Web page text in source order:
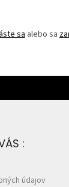
saalebo sa
:
údajov